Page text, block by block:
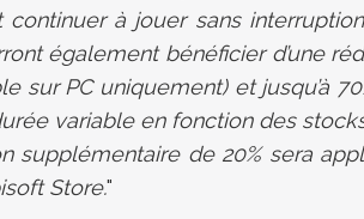
à jouer sans interruption
également bénéficier d’une
sur PC uniquement) et jusqu’à
variable en fonction des
supplémentaire de 20% sera
Store."